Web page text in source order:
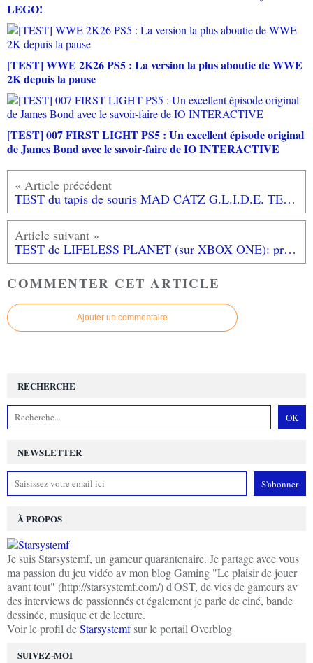
LEGO!
[TEST] WWE 2K26 PS5 : La version la plus aboutie de WWE
2K depuis la pause
[TEST] 007 FIRST LIGHT PS5 : Un excellent épisode original
de James Bond avec le savoir-faire de IO INTERACTIVE
TEST du tapis de souris MAD CATZ G.L.I.D.E. TE : un tapis de souris au top!!
TEST de LIFELESS PLANET (sur XBOX ONE): prêt pour vivre une jolie expérience?
COMMENTER CET ARTICLE
Ajouter un commentaire
NEWSLETTER
SUIVEZ-MOI
RECHERCHE
À PROPOS
Je suis Starsystemf, un gameur quarantenaire. Je partage avec vous
ma passion du jeu vidéo av mon blog Gaming "Le plaisir de jouer
avant tout" (http://starsystemf.com/) d'OST, de vies de gameurs av
des interviews de passionnés et également je parle de ciné, bande
dessinée, musique et de lecture.
Voir le profil deStarsystemfsur le portail Overblog